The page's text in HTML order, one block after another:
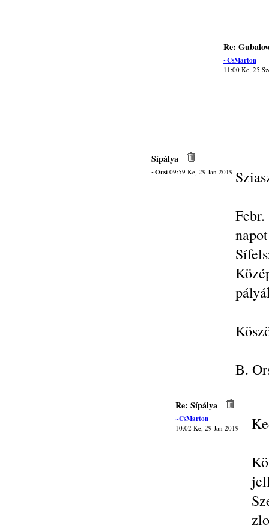
Re:
~CsMarton
11:00 Ke, 25
Sípálya
~Orsi09:59 Ke, 29 Jan 2019
B.
Re: Sípálya
~CsMarton
10:02 Ke, 29 Jan 2019